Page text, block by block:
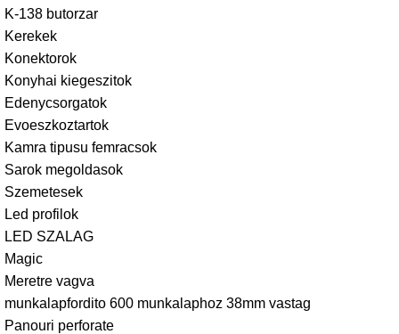
K-138 butorzar
Kerekek
Konektorok
Konyhai kiegeszitok
Edenycsorgatok
Evoeszkoztartok
Kamra tipusu femracsok
Sarok megoldasok
Szemetesek
Led profilok
LED SZALAG
Magic
Meretre vagva
munkalapfordito 600 munkalaphoz 38mm vastag
Panouri perforate